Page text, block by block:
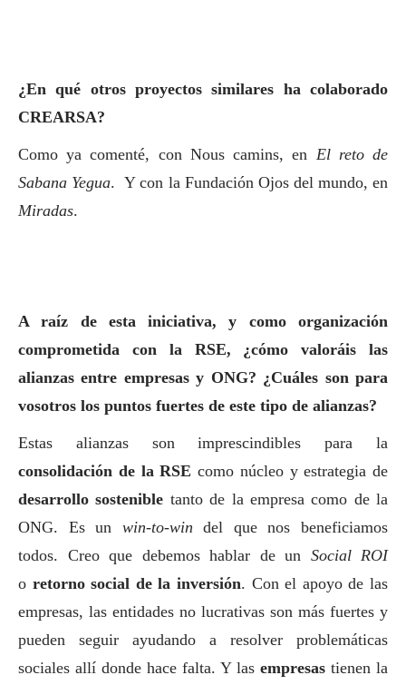
¿En qué otros proyectos similares ha colaborado
CREARSA?
Como ya comenté, con Nous camins, en El reto de
Sabana Yegua. Y con la Fundación Ojos del mundo, en
Miradas.
A raíz de esta iniciativa, y como organización
comprometida con la RSE, ¿cómo valoráis las
alianzas entre empresas y ONG? ¿Cuáles son para
vosotros los puntos fuertes de este tipo de alianzas?
Estas alianzas son imprescindibles para la
consolidación de la RSE como núcleo y estrategia de
desarrollo sostenible tanto de la empresa como de la
ONG. Es un win-to-win del que nos beneficiamos
todos. Creo que debemos hablar de un Social ROI
o retornosocial de la inversión. Con el apoyo de las
empresas, las entidades no lucrativas son más fuertes y
pueden seguir ayudando a resolver problemáticas
sociales allí donde hace falta. Y las empresas tienen la